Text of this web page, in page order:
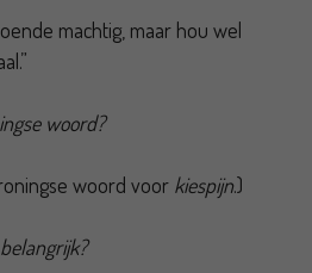
machtig, maar hou wel
woord?
woord voor kiespijn.)